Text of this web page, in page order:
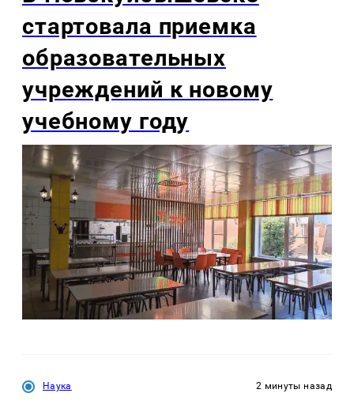
стартовала приемка
образовательных
учреждений к новому
учебному году
Наука 2 минуты назад